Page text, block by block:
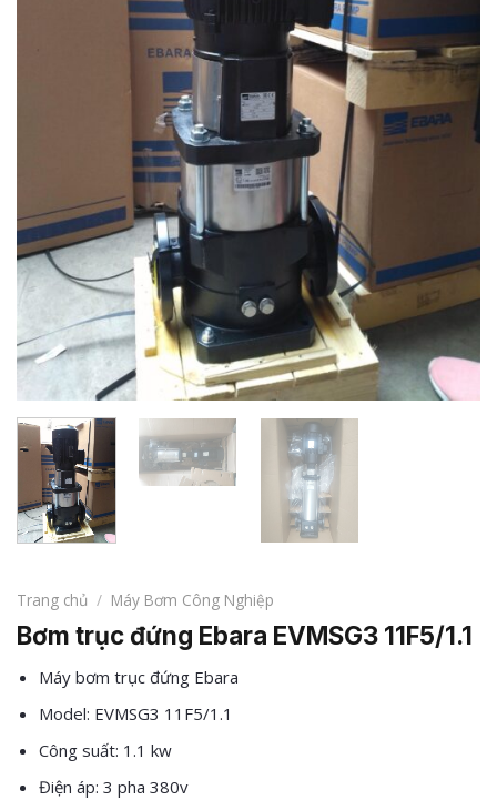
Trang chủ / Máy Bơm Công Nghiệp
Bơm trục đứng Ebara EVMSG3 11F5/1.1
Máy bơm trục đứng Ebara
Model: EVMSG3 11F5/1.1
Công suất: 1.1 kw
Điện áp: 3 pha 380v